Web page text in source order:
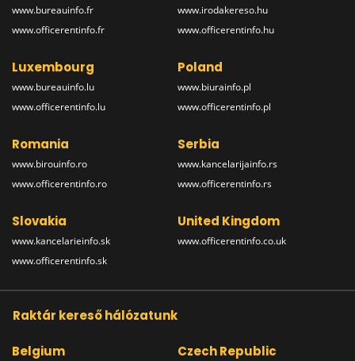
www.bureauinfo.fr
www.officerentinfo.fr
www.irodakereso.hu
www.officerentinfo.hu
Luxembourg
www.bureauinfo.lu
www.officerentinfo.lu
Poland
www.biurainfo.pl
www.officerentinfo.pl
Romania
www.birouinfo.ro
www.officerentinfo.ro
Serbia
www.kancelarijainfo.rs
www.officerentinfo.rs
Slovakia
www.kancelarieinfo.sk
www.officerentinfo.sk
United Kingdom
www.officerentinfo.co.uk
Raktár kereső hálózatunk
Belgium Czech Republic